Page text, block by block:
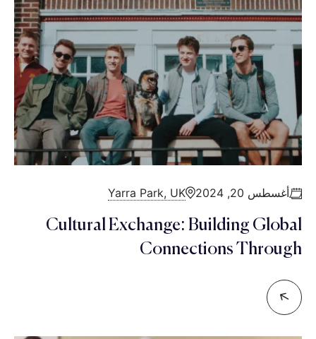
أغسطس 20, 2024 Yarra Park, UK
Cultural Exchange: Building Global
Connections Through